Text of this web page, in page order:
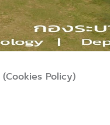
(Cookies Policy)